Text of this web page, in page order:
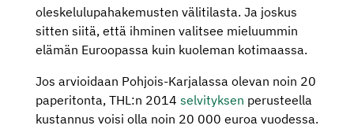
oleskelulupahakemusten välitilasta. Ja joskus
sitten siitä, että ihminen valitsee mieluummin
elämän Euroopassa kuin kuoleman kotimaassa.
Jos arvioidaan Pohjois-Karjalassa olevan noin 20
paperitonta, THL:n 2014 selvityksen perusteella
kustannus voisi olla noin 20 000 euroa vuodessa.